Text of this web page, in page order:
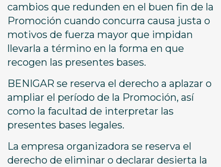
cambios que redunden en el buen fin de la
Promoción cuando concurra causa justa o
motivos de fuerza mayor que impidan
llevarla a término en la forma en que
recogen las presentes bases.
BENIGAR se reserva el derecho a aplazar o
ampliar el período de la Promoción, así
como la facultad de interpretar las
presentes bases legales.
La empresa organizadora se reserva el
derecho de eliminar o declarar desierta la